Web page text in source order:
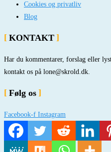
Cookies og privatliv
Blog
KONTAKT
Har du kommentarer, forslag eller
kontakt os på lone@skrold.dk.
Følg os
Facebook-f Instagram